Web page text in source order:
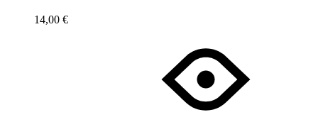
14,00 €